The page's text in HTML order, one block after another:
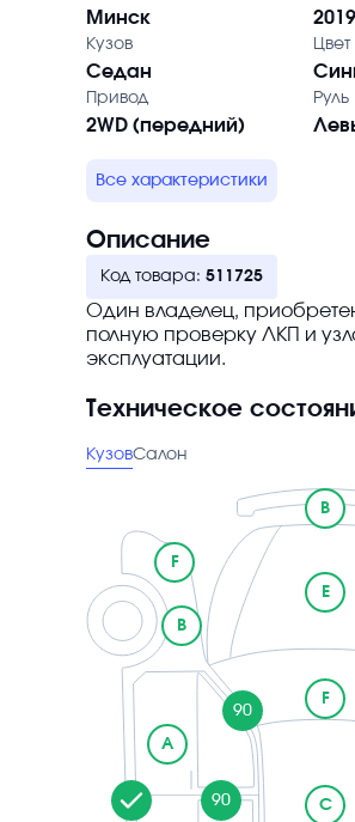
Минск 2019
Кузов
Седан
Привод
2WD (передний)
Руль
Все характеристики
Описание
Код товара: 511725
Один владелец,
полную проверку ЛКП и
эксплуатации.
Техническое
КузовСалон
B
E
F
C
F
B
90
A
90